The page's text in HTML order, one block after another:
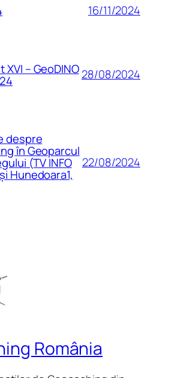
16/11/2024
XVI – GeoDINO28/08/2024
despre
în Geoparcul
(TV INFO
Hunedoara1,
22/08/2024
România